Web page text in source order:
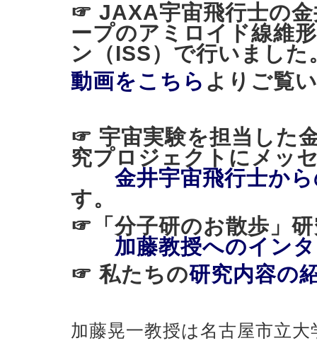
☞ JAXA宇宙飛行士の金
ープのアミロイド線維
ン（ISS）で行いました
動画をこちら よりご覧
☞ 宇宙実験を担当した
究プロジェクトにメッ
金井宇宙飛行士か
す。
☞「分子研のお散歩
加藤教授へのイン
☞ 私たちの研究内容の
加藤晃一教授は名古屋市立